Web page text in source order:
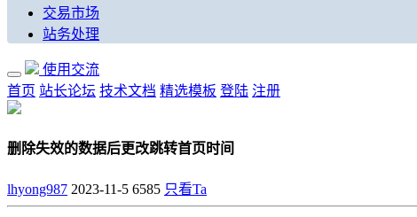
交易市场
站务处理
使用交流
首页 站长论坛 技术文档 精选模板 登陆 注册
删除失效的数据后更改跳转首页时间
lhyong987 2023-11-5 6585 只看Ta